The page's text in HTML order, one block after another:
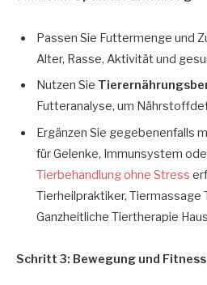
Passen Sie Futtermenge und
Alter, Rasse, Aktivität und
Nutzen Sie
Futteranalyse, um
Ergänzen Sie gegebenenfalls
für Gelenke, Immunsystem
Tierbehandlung ohne Stress
Tierheilpraktiker, Tiermassage
Ganzheitliche Tiertherapie
Schritt 3: Bewegung und Fitness